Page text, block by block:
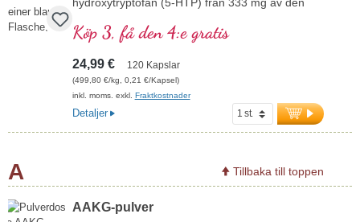
utan tillsatser, av högren kvalitet.
Köp 3, få den 4:e gratis
24,99 € 120 Kapslar
(499,80 €/kg, 0,21 €/Kapsel)
inkl. moms. exkl. Fraktkostnader
Detaljer
A Tillbaka till toppen
AAKG-pulver